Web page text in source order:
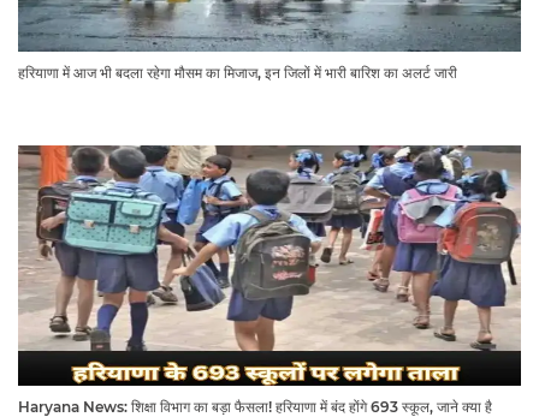
हरियाणा में आज भी बदला रहेगा मौसम का मिजाज, इन जिलों में भारी बारिश का अलर्ट जारी
Haryana News: शिक्षा विभाग का बड़ा फैसला! हरियाणा में बंद होंगे 693 स्कूल, जाने क्या है